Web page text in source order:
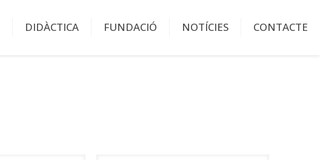
DIDÀCTICA FUNDACIÓ NOTÍCIES CONTACTE